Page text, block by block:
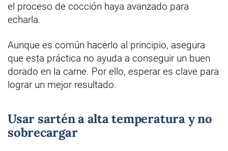
el proceso de cocción haya avanzado para
echarla.
Aunque es común hacerlo al principio, asegura
que esta práctica no ayuda a conseguir un buen
dorado en la carne. Por ello, esperar es clave para
lograr un mejor resultado.
Usar sartén a alta temperatura y no
sobrecargar